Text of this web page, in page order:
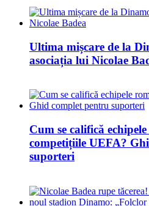
Ultima mișcare de la
asociația lui Nicolae
Cum se califică
competițiile UEFA?
suporteri